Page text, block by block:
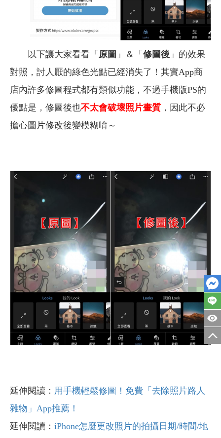
以下讓大家看看「 原圖 」＆「 修圖後 」的效果
對照，討人厭的綠色光點已經消失了！其實App商
店內許多修圖程式都有類似功能，不過手機版PS的
優點是，修圖後也不太會破壞照片畫質 ，因此不必
擔心圖片修改後變模糊唷～
延伸閱讀： 用手機輕鬆修圖！免費「去除照片路人
雜物」App推薦！
延伸閱讀： iPhone怎麼更改照片的拍攝日期/時間/地